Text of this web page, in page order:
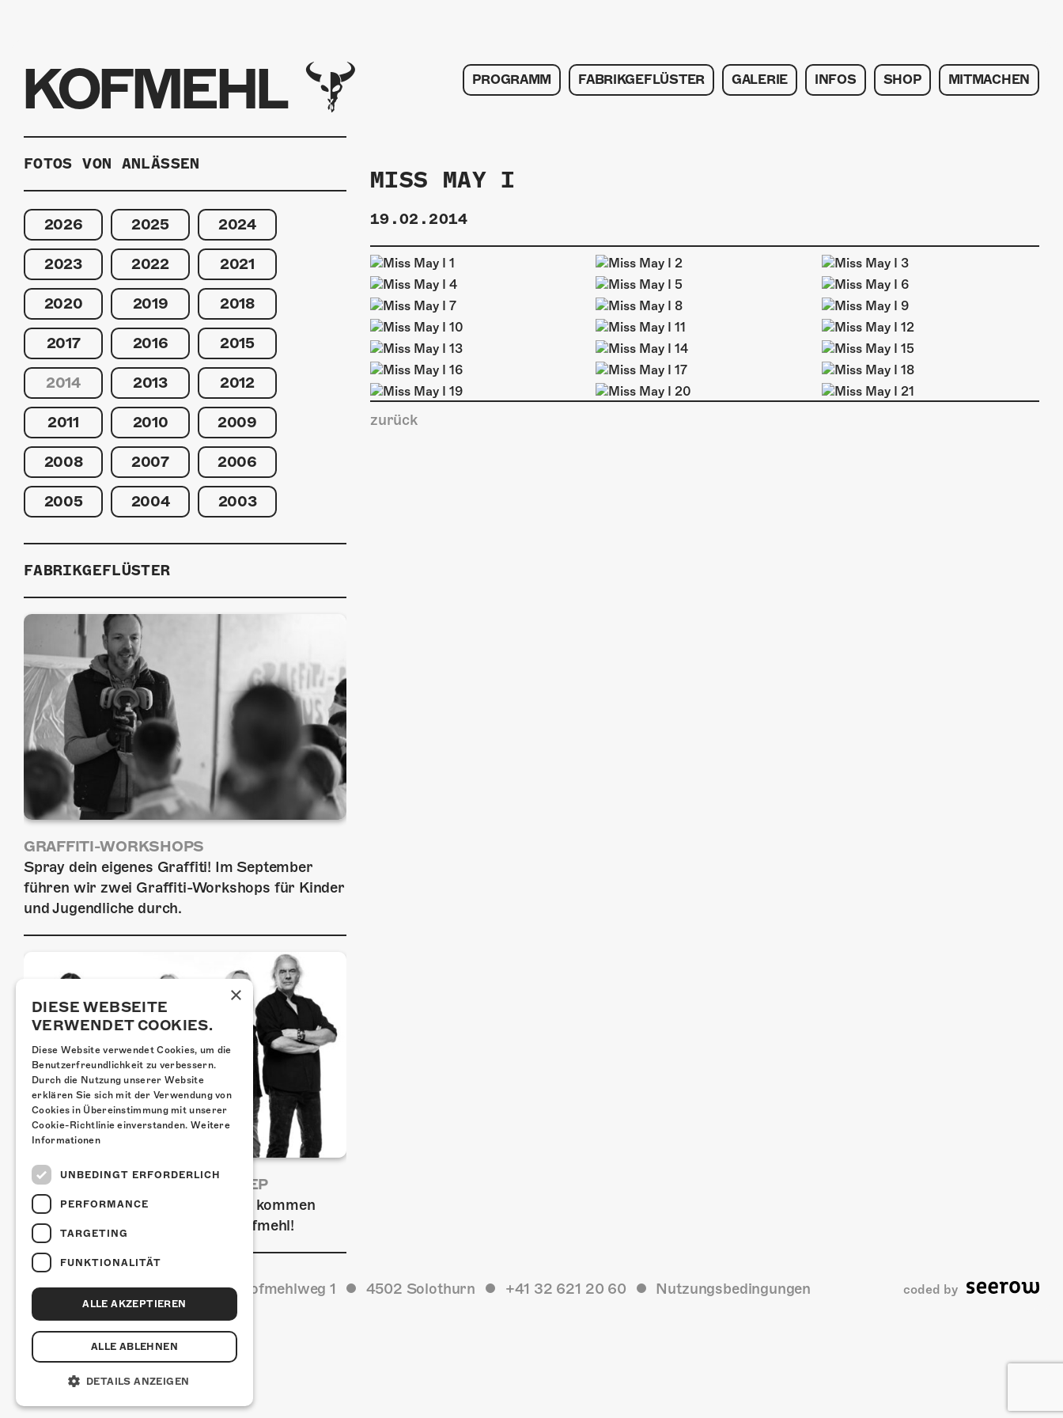
KOFMEHL PROGRAMM FABRIKGEFLÜSTER GALERIE INFOS SHOP MITMACHEN
MISS MAY I
19.02.2014
zurück
FOTOS VON ANLÄSSEN
2026 2025 2024
2023 2022 2021
2020 2019 2018
2017 2016 2015
2014 2013 2012
2011 2010 2009
2008 2007 2006
2005 2004 2003
FABRIKGEFLÜSTER
GRAFFITI-WORKSHOPS
Spray dein eigenes Graffiti! Im September
führen wir zwei Graffiti-Workshops für Kinder
und Jugendliche durch.
FRISCH BESTÄTIGT: URIAH HEEP
Am Sonntag, 15. November 2026 kommen
Uriah Heep in die Kulturfabrik Kofmehl!
Kulturfabrik Kofmehl Kofmehlweg 1 4502 Solothurn +41 32 621 20 60 Nutzungsbedingungen coded by
×
DIESE WEBSEITE
VERWENDET COOKIES.
Diese Website verwendet Cookies, um die
Benutzerfreundlichkeit zu verbessern.
Durch die Nutzung unserer Website
erklären Sie sich mit der Verwendung von
Cookies in Übereinstimmung mit unserer
Cookie-Richtlinie einverstanden. Weitere
Informationen
UNBEDINGT ERFORDERLICH
PERFORMANCE
TARGETING
FUNKTIONALITÄT
ALLE AKZEPTIEREN
ALLE ABLEHNEN
DETAILS ANZEIGEN